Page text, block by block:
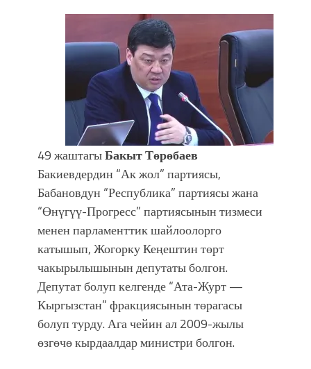
49 жаштагыБакыт Төрөбаев
Бакиевдердин “Ак жол” партиясы,
Бабановдун “Республика” партиясы жана
“Өнүгүү-Прогресс” партиясынын тизмеси
менен парламенттик шайлоолорго
катышып, Жогорку Кеңештин төрт
чакырылышынын депутаты болгон.
Депутат болуп келгенде “Ата-Журт —
Кыргызстан” фракциясынын төрагасы
болуп турду. Ага чейин ал 2009-жылы
өзгөчө кырдаалдар министри болгон.